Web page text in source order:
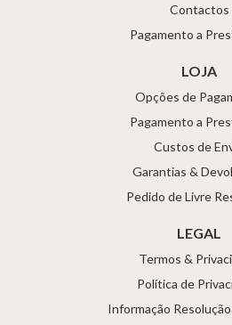
Contactos
Pagamento a
LOJA
Opções de
Pagamento a
Custos de
Garantias &
Pedido de Livre
LEGAL
Termos &
Política de
Informação